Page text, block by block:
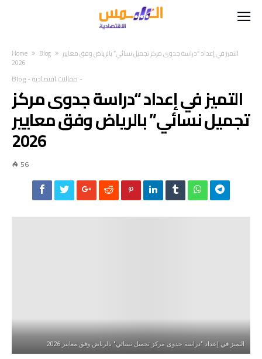
Home Blog
التميز في إعداد “دراسة جدوى مركز تجميل نسائي” بالرياض وفق معايير
2026
Blog-مقالات اقتصادية -
التميز في إعداد “دراسة جدوى مركز
تجميل نسائي” بالرياض وفق معايير
2026
56
التميز في إعداد "دراسة جدوى مركز تجميل نسائي" بالرياض وفق معايير 2026